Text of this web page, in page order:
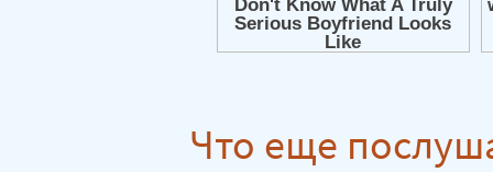
Что еще